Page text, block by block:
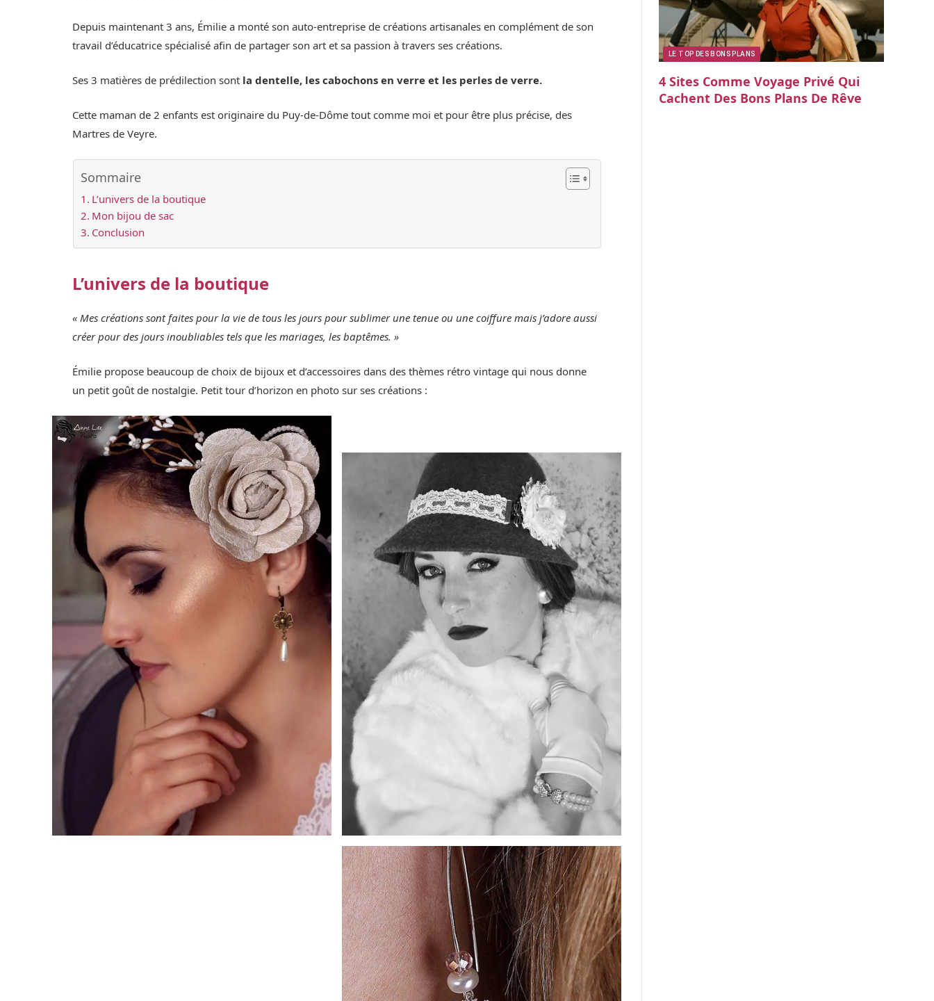
Depuis maintenant 3 ans, Émilie a monté son auto-entreprise de créations artisanales en complément de son
travail d’éducatrice spécialisé afin de partager son art et sa passion à travers ses créations.
Ses 3 matières de prédilection sont la dentelle, les cabochons en verre et les perles de verre.
Cette maman de 2 enfants est originaire du Puy-de-Dôme tout comme moi et pour être plus précise, des
Martres de Veyre.
Sommaire
L’univers de la boutique
Mon bijou de sac
Conclusion
L’univers de la boutique
« Mes créations sont faites pour la vie de tous les jours pour sublimer une tenue ou une coiffure mais j’adore aussi
créer pour des jours inoubliables tels que les mariages, les baptêmes. »
Émilie propose beaucoup de choix de bijoux et d’accessoires dans des thèmes rétro vintage qui nous donne
un petit goût de nostalgie. Petit tour d’horizon en photo sur ses créations :
LE TOP DES BONS PLANS
4 Sites Comme Voyage Privé Qui
Cachent Des Bons Plans De Rêve